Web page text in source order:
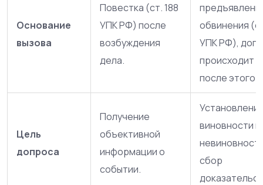
Основание
вызова
Повестка (ст. 188
УПК РФ) после
возбуждения
дела.
обвинения
УПК РФ),
происходит
после этого.
Цель
допроса
Получение
объективной
информации о
событии.
виновности
сбор